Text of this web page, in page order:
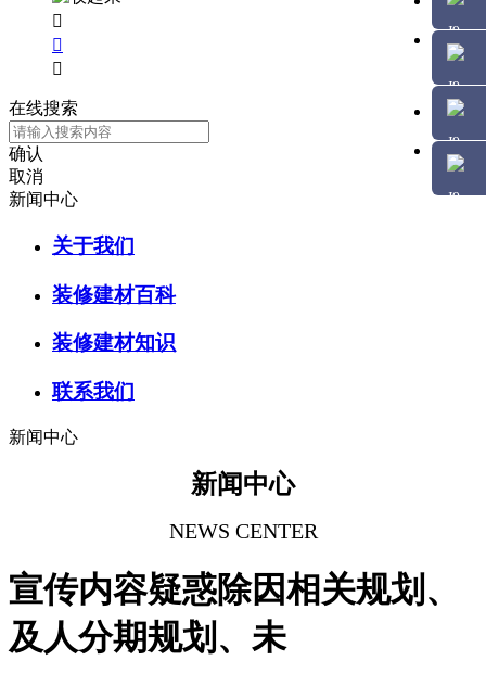



在线搜索
确认
取消
新闻中心
关于我们
装修建材百科
装修建材知识
联系我们
新闻中心
新闻中心
NEWS CENTER
宣传内容疑惑除因相关规划、
及人分期规划、未